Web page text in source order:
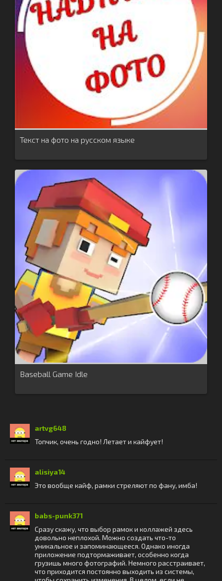
Текст на фото на русском языке
Baseball Game Idle
artvg648
Топчик, очень годно! Летает и кайфует!
alisiya14
Это вообще кайф, рамки стреляют по фану, имба!
babs-punk371
Сразу скажу, что выбор рамок и коллажей здесь
довольно неплохой. Можно создать что-то
уникальное и запоминающееся. Однако иногда
приложение подтормаживает, особенно когда
грузишь много фотографий. Немного расстраивает,
что приходится постоянно выходить из системы,